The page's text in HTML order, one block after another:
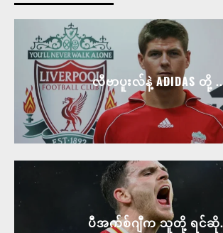
လီဗာပူးလ်နဲ့ ADIDAS တို့
ပီအက်စ်ဂျီက သူတို့ ရင်ဆို